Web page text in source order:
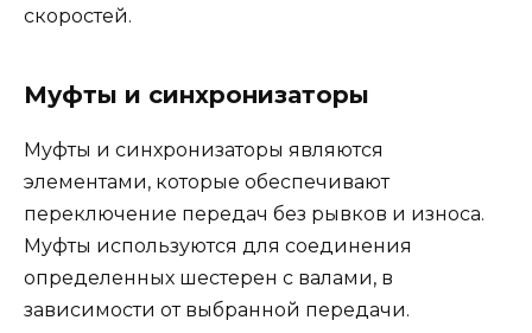
скоростей.
Муфты и синхронизаторы
Муфты и синхронизаторы являются
элементами, которые обеспечивают
переключение передач без рывков и износа.
Муфты используются для соединения
определенных шестерен с валами, в
зависимости от выбранной передачи.